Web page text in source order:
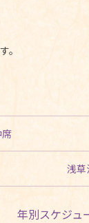
。
浅
年別スケジュ